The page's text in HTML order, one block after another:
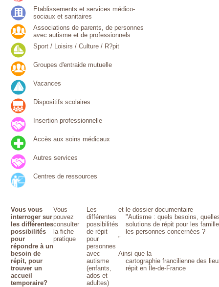
Etablissements et services médico-
sociaux et sanitaires
Associations de parents, de personnes
avec autisme et de professionnels
Sport / Loisirs / Culture / R?pit
Groupes d'entraide mutuelle
Vacances
Dispositifs scolaires
Insertion professionnelle
Accès aux soins médicaux
Autres services
Centres de ressources
Vous vous
interroger sur
les différentes
possibilités
pour
répondre à un
besoin de
répit, pour
trouver un
accueil
temporaire?
Vous
pouvez
consulter
la fiche
pratique
Les
différentes
possibilités
de répit
pour
personnes
avec
autisme
(enfants,
ados et
adultes)
et le dossier documentaire
"Autisme : quels besoins,
solutions de répit pour les
les personnes concernées ?
"
Ainsi que la
cartographie francilienne des
répit en Île-de-France